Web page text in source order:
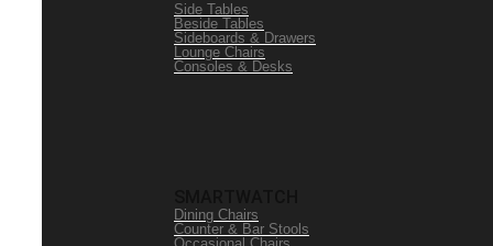
Side Tables
Beside Tables
Sideboards & Drawers
Lounge Chairs
Consoles & Desks
Dining Chairs
Counter & Bar Stools